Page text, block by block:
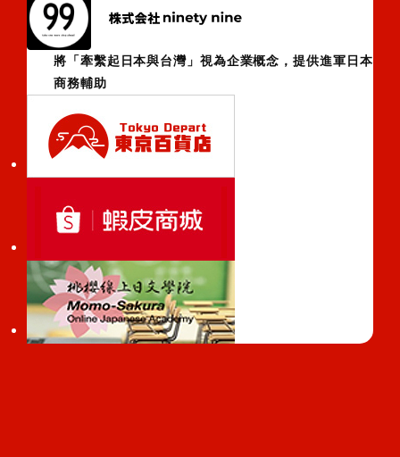
將「牽繫起日本與台灣」視為企業概念，提供進軍日本
商務輔助